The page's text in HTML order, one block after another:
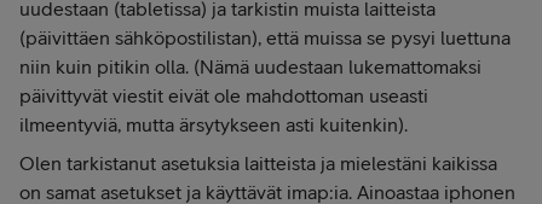
uudestaan (tabletissa) ja tarkistin muista laitteista
(päivittäen sähköpostilistan), että muissa se pysyi luettuna
niin kuin pitikin olla. (Nämä uudestaan lukemattomaksi
päivittyvät viestit eivät ole mahdottoman useasti
ilmeentyviä, mutta ärsytykseen asti kuitenkin).
Olen tarkistanut asetuksia laitteista ja mielestäni kaikissa
on samat asetukset ja käyttävät imap:ia. Ainoastaa iphonen